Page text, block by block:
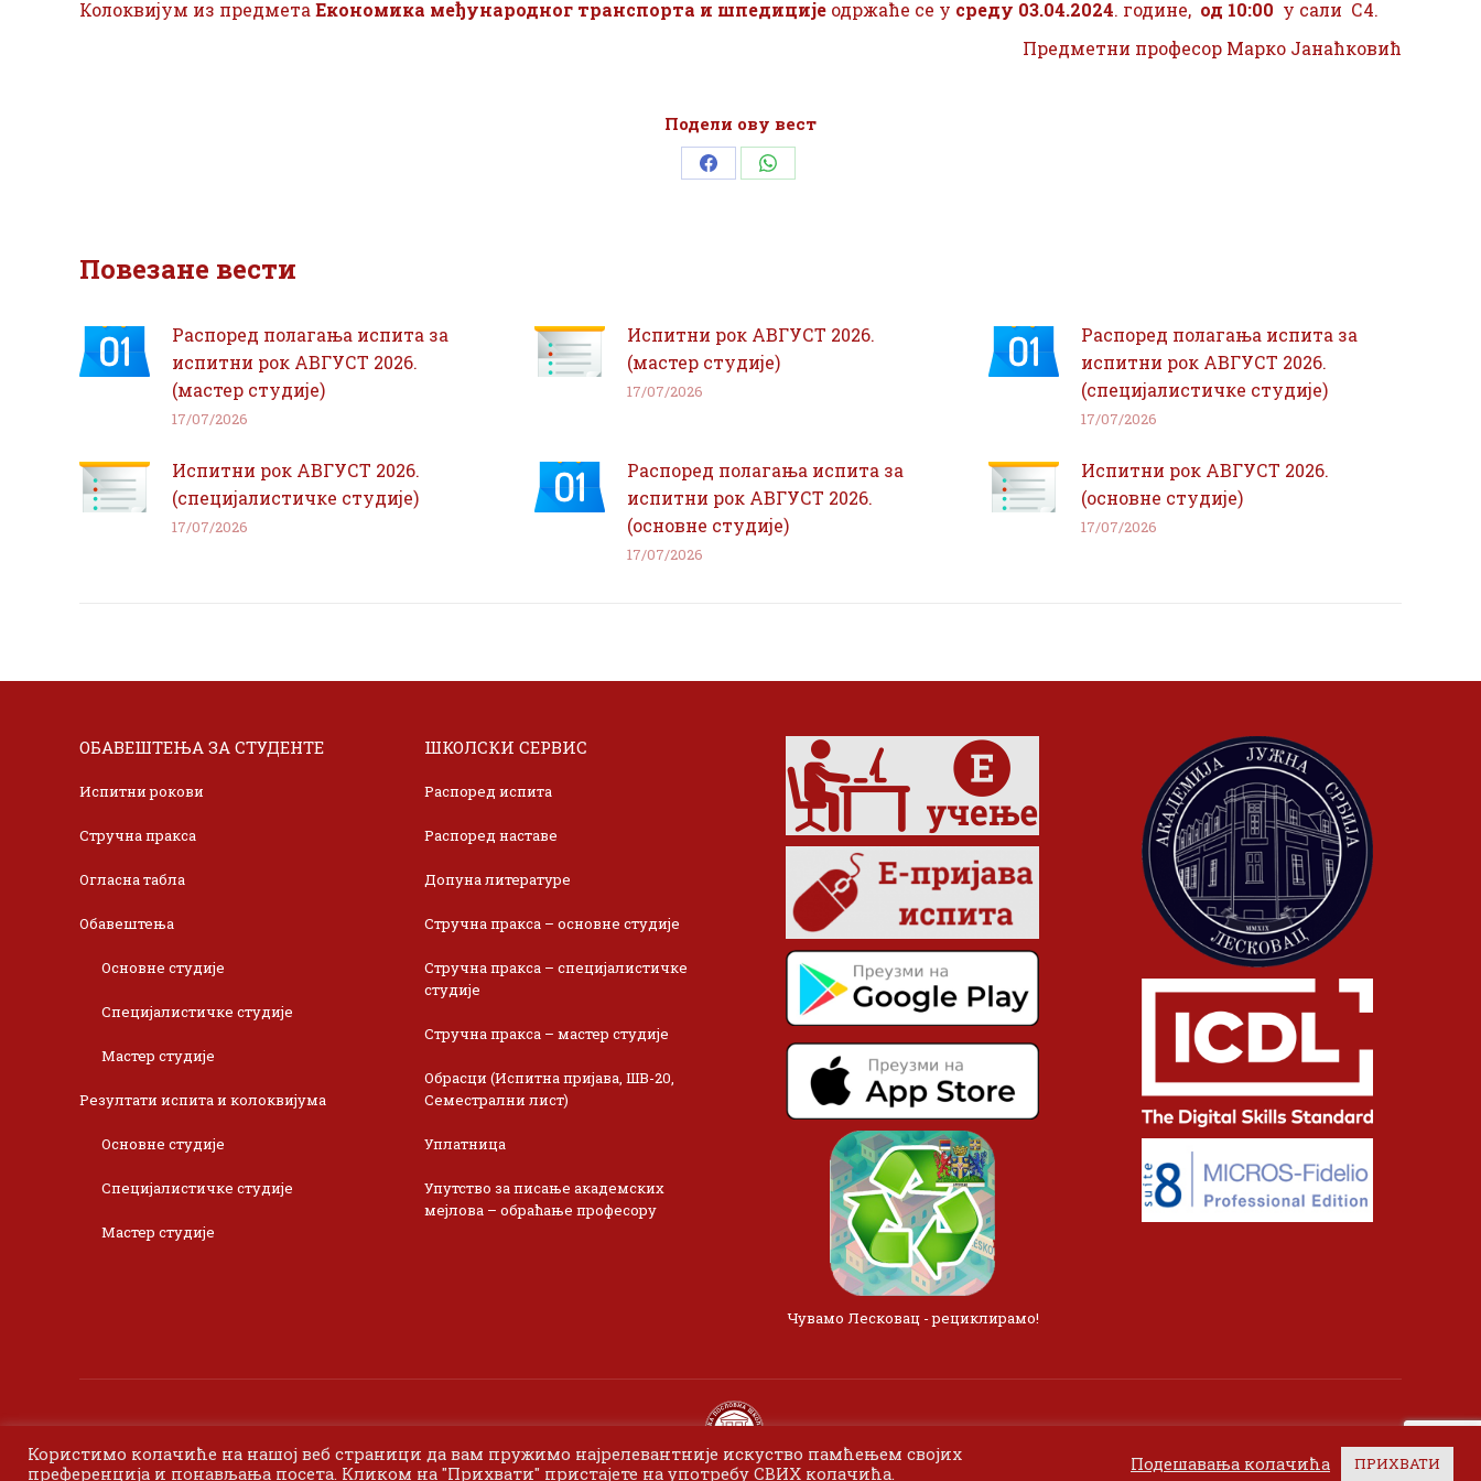
Колоквијум из предмета Економика међународног транспорта и шпедиције одржаће се у среду 03.04.2024. године, од 10:00 у сали С4.
Предметни професор Марко Јанаћковић
Подели ову вест
Share Share
Повезане вести
Распоред полагања испита за
испитни рок АВГУСТ 2026.
(мастер студије)
17/07/2026
Испитни рок АВГУСТ 2026.
(мастер студије)
17/07/2026
Распоред полагања испита за
испитни рок АВГУСТ 2026.
(специјалистичке студије)
17/07/2026
Испитни рок АВГУСТ 2026.
(специјалистичке студије)
17/07/2026
Распоред полагања испита за
испитни рок АВГУСТ 2026.
(основне студије)
17/07/2026
Испитни рок АВГУСТ 2026.
(основне студије)
17/07/2026
ОБАВЕШТЕЊА ЗА СТУДЕНТЕ
Испитни рокови
Стручна пракса
Огласна табла
Обавештења
Основне студије
Специјалистичке студије
Мастер студије
Резултати испита и колоквијума
Основне студије
Специјалистичке студије
Мастер студије
ШКОЛСКИ СЕРВИС
Распоред испита
Распоред наставе
Допуна литературе
Стручна пракса – основне студије
Стручна пракса – специјалистичке
студије
Стручна пракса – мастер студије
Обрасци (Испитна пријава, ШВ-20,
Семестрални лист)
Уплатница
Упутство за писање академских
мејлова – обраћање професору
Чувамо Лесковац - рециклирамо!
Користимо колачиће на нашој веб страници да вам пружимо најрелевантније искуство памћењем својих
преференција и понављања посета. Кликом на "Прихвати" пристајете на употребу СВИХ колачића.
Подешавања колачића ПРИХВАТИ